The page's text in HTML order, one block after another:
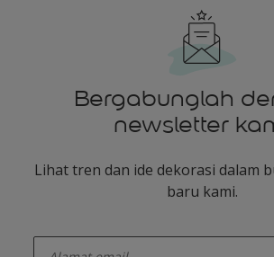
Bergabunglah
newsletter
Lihat tren dan ide dekorasi dalam
baru kami.